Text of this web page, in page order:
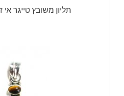
₪240.
₪200.תליון משובץ טייגר אי